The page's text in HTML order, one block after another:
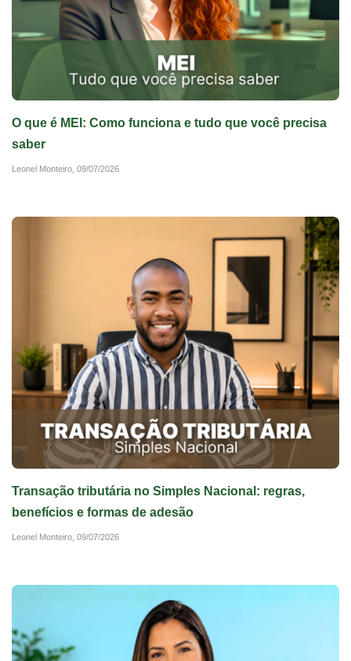
O que é MEI: Como funciona e tudo que você precisa
saber
Leonel Monteiro, 09/07/2026
Transação tributária no Simples Nacional: regras,
benefícios e formas de adesão
Leonel Monteiro, 09/07/2026